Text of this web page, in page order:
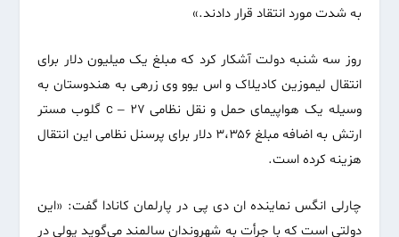
به شدت مورد انتقاد قرار دادند.»
روز سه شنبه دولت آشکار کرد که مبلغ یک میلیون دلار برای
انتقال لیموزین کادیلاک و اس‌ یوو وی زرهی به هندوستان به
وسیله یک هواپیمای حمل و نقل نظامی c – ۲۷ گلوب مستر
ارتش به اضافه مبلغ ۳،۳۵۶ دلار برای پرسنل نظامی این انتقال
هزینه کرده است.
چارلی انگس نماینده ان دی پی‌ در پارلمان کانادا گفت: «این
دولتی است که با جرأت به شهروندان سالمند می‌‌گوید پولی‌ در